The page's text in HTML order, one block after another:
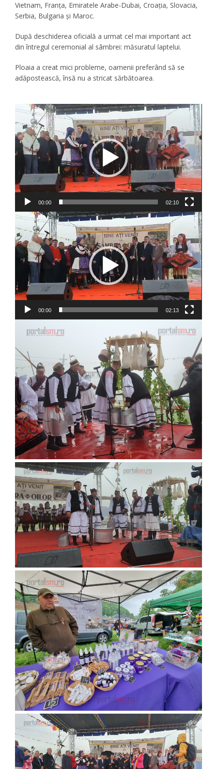
Vietnam, Franța, Emiratele Arabe-Dubai, Croația, Slovacia,
Serbia, Bulgaria și Maroc.
După deschiderea oficială a urmat cel mai important act
din întregul ceremonial al sâmbrei: măsuratul laptelui.
Ploaia a creat mici probleme, oamenii preferând să se
adăpostească, însă nu a stricat sărbătoarea.
Player
video
00:00 02:10
Player
video
00:00 02:13